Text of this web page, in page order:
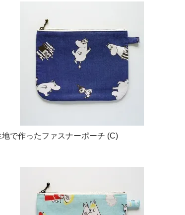
地で作ったファスナーポーチ (C)